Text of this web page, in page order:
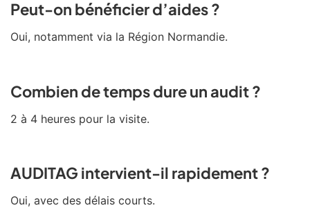
Peut-on bénéficier d’aides ?
Oui, notamment via la Région Normandie.
Combien de temps dure un audit ?
2 à 4 heures pour la visite.
AUDITAG intervient-il rapidement ?
Oui, avec des délais courts.